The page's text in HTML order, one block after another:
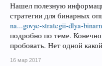
Нашел полезную
стратегии для бинарных
na...govye-strategii-dlya-
подробно по теме.
пробовать. Нет одной
16 мар 2017